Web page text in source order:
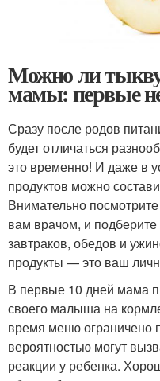
Можно ли
мамы: первые
Сразу после родов
будет отличаться
это временно! И даже в
продуктов можно
Внимательно
вам врачом, и
завтраков, обедов и
продукты — это ваш
В первые 10 дней мама
своего малыша на
время меню ограничено
вероятностью могут
реакции у ребенка.